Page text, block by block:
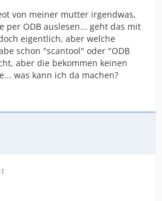
von meiner mutter irgendwas,
per ODB auslesen... geht das mit
eigentlich, aber welche
schon "scantool" oder "ODB
aber die bekommen keinen
was kann ich da machen?